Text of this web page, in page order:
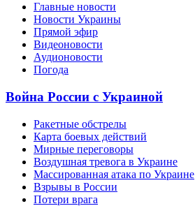
Главные новости
Новости Украины
Прямой эфир
Видеоновости
Аудионовости
Погода
Война России с Украиной
Ракетные обстрелы
Карта боевых действий
Мирные переговоры
Воздушная тревога в Украине
Массированная атака по Украине
Взрывы в России
Потери врага